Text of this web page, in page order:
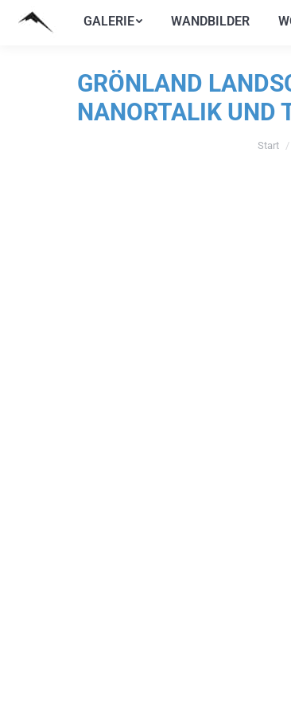
GALERIE WANDBILDER
GRÖNLAND
NANORTALIK UND
Sie
Start
GALERIE WANDBILDER